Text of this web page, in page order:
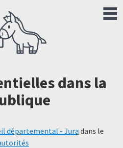
dans la
départemental - Jura dans le